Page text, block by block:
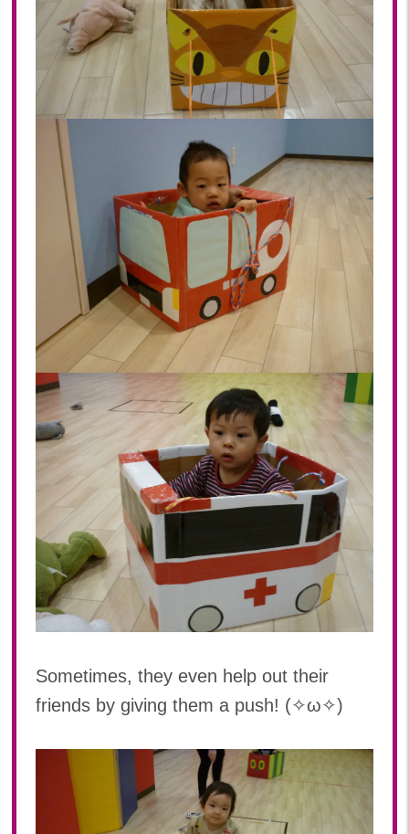
2022年 06月(22)
2022年 05月(19)
2022年 03月(22)
2022年 02月(15)
2022年 01月(19)
2021年 12月(20)
2021年 11月(20)
2021年 10月(21)
2021年 09月(20)
2021年 08月(18)
2021年 07月(20)
2021年 06月(22)
2021年 05月(15)
2021年 04月(21)
2021年 03月(23)
2021年 02月(18)
2021年 01月(19)
2020年 12月(19)
2020年 11月(19)
2020年 10月(22)
2020年 09月(20)
2020年 07月(21)
2020年 06月(22)
2020年 04月(21)
2020年 03月(19)
2020年 02月(16)
2020年 01月(19)
Sometimes, they even help out their
friends by giving them a push! (✧ω✧)